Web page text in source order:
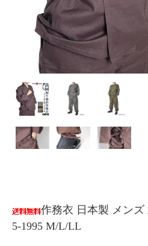
作務衣 日本製 メンズ
5-1995 M/L/LL